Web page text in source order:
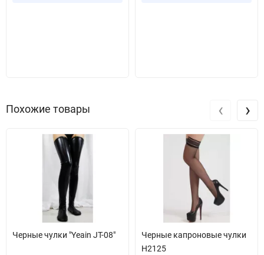
Похожие товары
Черные чулки "Yeain JT-08"
Черные капроновые чулки
H2125
‹ ›